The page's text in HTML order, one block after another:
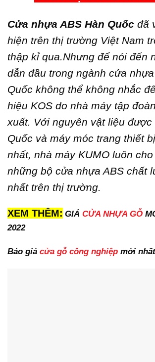
Cửa nhựa ABS Hàn Quốc đã
hiện trên thị trường Việt Nam
thập kỉ qua.Nhưng để nói đến
dẫn đầu trong ngành cửa
Quốc không thể không nhắc
hiệu KOS do nhà máy tập
xuất. Với nguyên vật liệu được
Quốc và máy móc trang thiết
nhất, nhà máy KUMO luôn
những bộ cửa nhựa ABS chất
nhất trên thị trường.
XEM THÊM: GIÁ CỬA NHỰA GỖ
2022
Báo giá cửa gỗ công nghiệp mới